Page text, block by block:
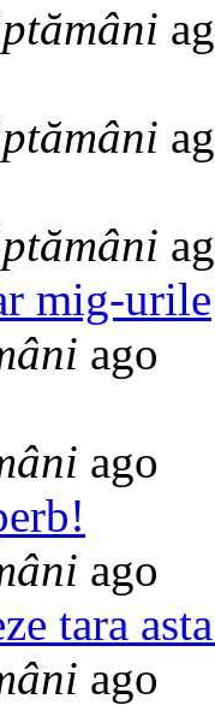
mig-urile
ago
ago
ago
tara
ago